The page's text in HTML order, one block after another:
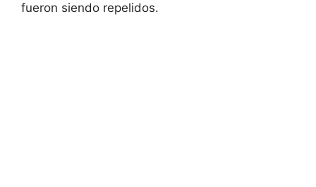
fueron siendo repelidos.